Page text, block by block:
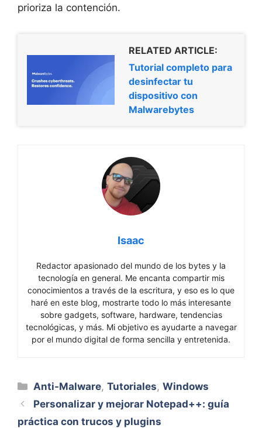
prioriza la contención.
RELATED ARTICLE:
Tutorial completo para
desinfectar tu
dispositivo con
Malwarebytes
Isaac
Redactor apasionado del mundo de los bytes y la
tecnología en general. Me encanta compartir mis
conocimientos a través de la escritura, y eso es lo que
haré en este blog, mostrarte todo lo más interesante
sobre gadgets, software, hardware, tendencias
tecnológicas, y más. Mi objetivo es ayudarte a navegar
por el mundo digital de forma sencilla y entretenida.
Categorías
Anti-Malware,Tutoriales,Windows
Personalizar y mejorar Notepad++: guía
práctica con trucos y plugins